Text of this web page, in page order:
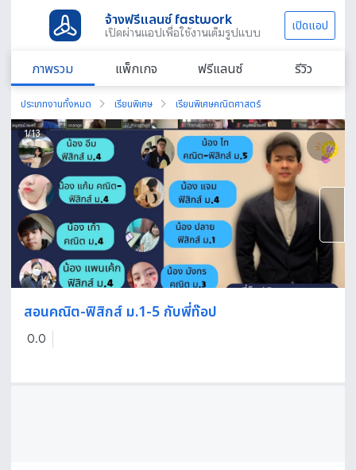
จ้างฟรีแลนซ์ fastwork
เปิดผ่านแอปเพื่อใช้งานเต็มรูปแบบ เปิดแอป
ภาพรวม แพ็กเกจ ฟรีแลนซ์ รีวิว
ประเภทงานทั้งหมด เรียนพิเศษ เรียนพิเศษคณิตศาสตร์
1/13
สอนคณิต-ฟิสิกส์ ม.1-5 กับพี่ท๊อป
0.0